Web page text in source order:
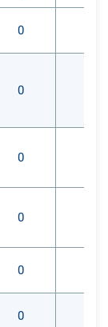
0
0
0
0
0
0